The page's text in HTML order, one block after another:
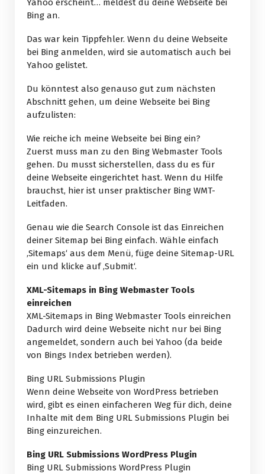
Yahoo erscheint… meldest du deine Webseite bei
Bing an.
Das war kein Tippfehler. Wenn du deine Webseite
bei Bing anmelden, wird sie automatisch auch bei
Yahoo gelistet.
Du könntest also genauso gut zum nächsten
Abschnitt gehen, um deine Webseite bei Bing
aufzulisten:
Wie reiche ich meine Webseite bei Bing ein?
Zuerst muss man zu den Bing Webmaster Tools
gehen. Du musst sicherstellen, dass du es für
deine Webseite eingerichtet hast. Wenn du Hilfe
brauchst, hier ist unser praktischer Bing WMT-
Leitfaden.
Genau wie die Search Console ist das Einreichen
deiner Sitemap bei Bing einfach. Wähle einfach
‚Sitemaps‘ aus dem Menü, füge deine Sitemap-URL
ein und klicke auf ‚Submit‘.
XML-Sitemaps in Bing Webmaster Tools
einreichen
XML-Sitemaps in Bing Webmaster Tools einreichen
Dadurch wird deine Webseite nicht nur bei Bing
angemeldet, sondern auch bei Yahoo (da beide
von Bings Index betrieben werden).
Bing URL Submissions Plugin
Wenn deine Webseite von WordPress betrieben
wird, gibt es einen einfacheren Weg für dich, deine
Inhalte mit dem Bing URL Submissions Plugin bei
Bing einzureichen.
Bing URL Submissions WordPress Plugin
Bing URL Submissions WordPress Plugin